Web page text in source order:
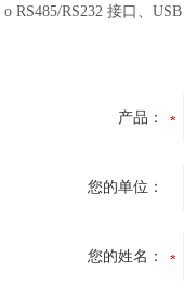
o RS485/RS232 接口、
产品：
您的单位：
您的姓名：